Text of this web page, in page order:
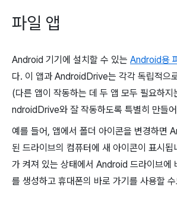
파일 앱
Android 기기에 설치할 수 있는 Android용
다. 이 앱과 AndroidDrive는 각각 독립적으
(다른 앱이 작동하는 데 두 앱 모두 필요하
ndroidDrive와 잘 작동하도록 특별히 만들
예를 들어, 앱에서 폴더 아이콘을 변경하면
된 드라이브의 컴퓨터에 새 아이콘이 표시됩
가 켜져 있는 상태에서 Android 드라이브에
를 생성하고 휴대폰의 바로 가기를 사용할